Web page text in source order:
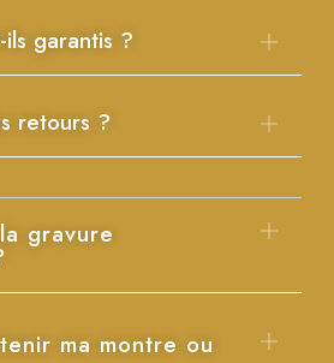
garantis ?
retours ?
gravure
ma montre ou